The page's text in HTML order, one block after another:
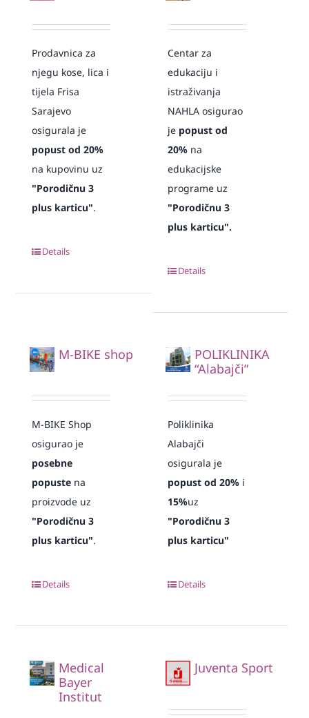
Prodavnica za
njegu kose, lica i
tijela Frisa
Sarajevo
osigurala je
popust od 20%
na kupovinu uz
"Porodičnu 3
plus karticu".
Details
Centar za
edukaciju i
istraživanja
NAHLA osigurao
je popust od
20% na
edukacijske
programe uz
"Porodičnu 3
plus karticu".
Details
M-BIKE shop
M-BIKE Shop
osigurao je
posebne
popustena
proizvode uz
"Porodičnu 3
plus karticu".
Details
POLIKLINIKA
“Alabajči”
Poliklinika
Alabajči
osigurala je
popust od 20% i
15%uz
"Porodičnu 3
plus karticu"
Details
Medical
Bayer
Institut
Juventa Sport